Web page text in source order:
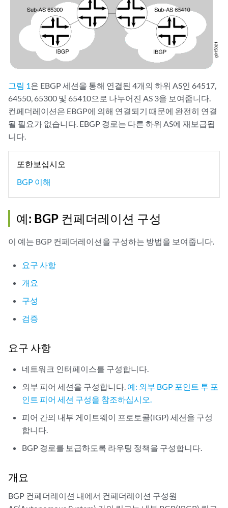
그림 1은 EBGP 세션을 통해 연결된 4개의 하위 AS인 64517,
64550, 65300 및 65410으로 나누어진 AS 3을 보여줍니다.
컨페더레이션은 EBGP에 의해 연결되기 때문에 완전히 연결
될 필요가 없습니다. EBGP 경로는 다른 하위 AS에 재보급됩
니다.
또한보십시오
BGP 이해
예: BGP 컨페더레이션 구성
이 예는 BGP 컨페더레이션을 구성하는 방법을 보여줍니다.
요구 사항
개요
구성
검증
요구 사항
네트워크 인터페이스를 구성합니다.
외부 피어 세션을 구성합니다. 예: 외부 BGP 포인트 투 포
인트 피어 세션 구성을 참조하십시오.
피어 간의 내부 게이트웨이 프로토콜(IGP) 세션을 구성
합니다.
BGP 경로를 보급하도록 라우팅 정책을 구성합니다.
개요
BGP 컨페더레이션 내에서 컨페더레이션 구성원